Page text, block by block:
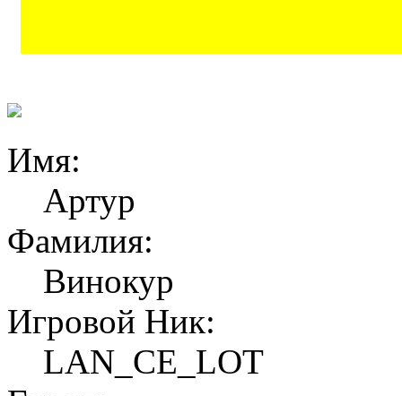
Имя:
Артур
Фамилия:
Винокур
Игровой Ник:
LAN_CE_LOT